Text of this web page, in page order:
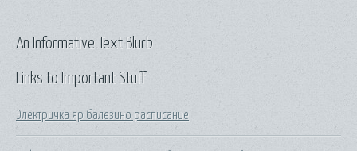
Links to Important Stuff
Электричка яр балезино расписание
An Informative Text Blurb